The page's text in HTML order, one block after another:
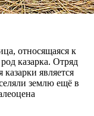
относящаяся к
род казарка. Отряд
является
землю ещё в